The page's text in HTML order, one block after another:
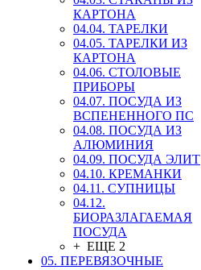
КАРТОНА
04.04. ТАРЕЛКИ
04.05. ТАРЕЛКИ ИЗ
КАРТОНА
04.06. СТОЛОВЫЕ
ПРИБОРЫ
04.07. ПОСУДА ИЗ
ВСПЕНЕННОГО ПС
04.08. ПОСУДА ИЗ
АЛЮМИНИЯ
04.09. ПОСУДА ЭЛИТ
04.10. КРЕМАНКИ
04.11. СУПНИЦЫ
04.12.
БИОРАЗЛАГАЕМАЯ
ПОСУДА
+ ЕЩЕ 2
05. ПЕРЕВЯЗОЧНЫЕ